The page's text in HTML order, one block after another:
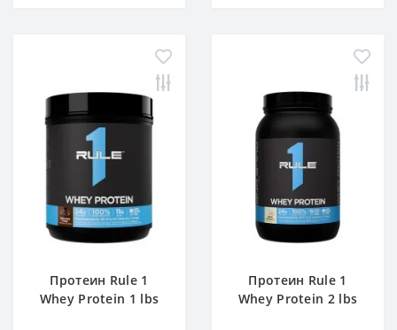
Протеин Rule 1
Whey Protein 1 lbs
Протеин Rule 1
Whey Protein 2 lbs